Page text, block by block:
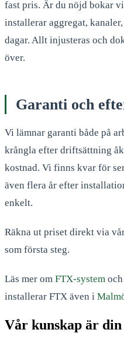
fast pris. Är du nöjd bokar
installerar aggregat,
dagar. Allt injusteras och
över.
Garanti och
Vi lämnar garanti både på
krångla efter driftsättning
kostnad. Vi finns kvar för
även flera år efter
enkelt.
Räkna ut priset direkt via
som första steg.
Läs mer om FTX-system och
installerar FTX även i
Vår kunskap är